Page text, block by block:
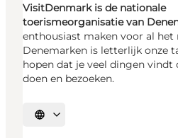
VisitDenmark is de nationale
toerismeorganisatie van
enthousiast maken voor al het
Denemarken is letterlijk onze
hopen dat je veel dingen vindt
doen en bezoeken.
Selecteer taal